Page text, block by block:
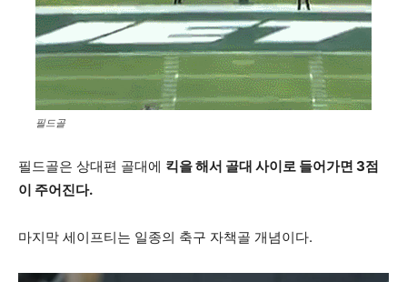
필드골
필드골은 상대편 골대에 킥을 해서 골대 사이로 들어가면 3점
이 주어진다.
마지막 세이프티는 일종의 축구 자책골 개념이다.